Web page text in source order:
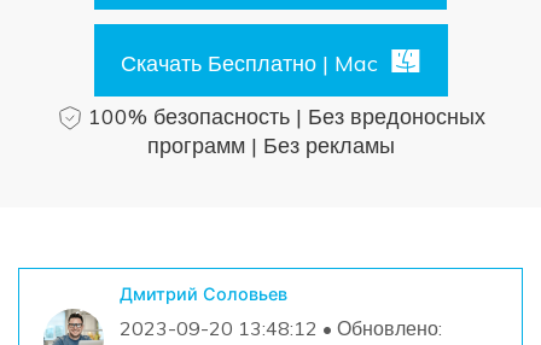
Информационный центр
НАЙТИ БОЛЬШЕ РЕШЕНИЙ
Поиск
Скачать Бесплатно | Mac
100% безопасность | Без вредоносных
программ | Без рекламы
Дмитрий Соловьев
2023-09-20 13:48:12 • Обновлено: